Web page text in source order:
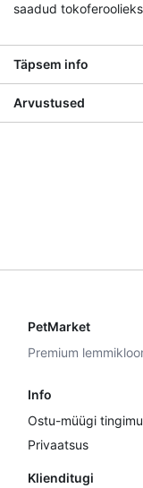
saadud
Täpsem info
Arvustused
PetMarket
Premium
Info
Ostu-müügi
Privaatsus
Klienditugi